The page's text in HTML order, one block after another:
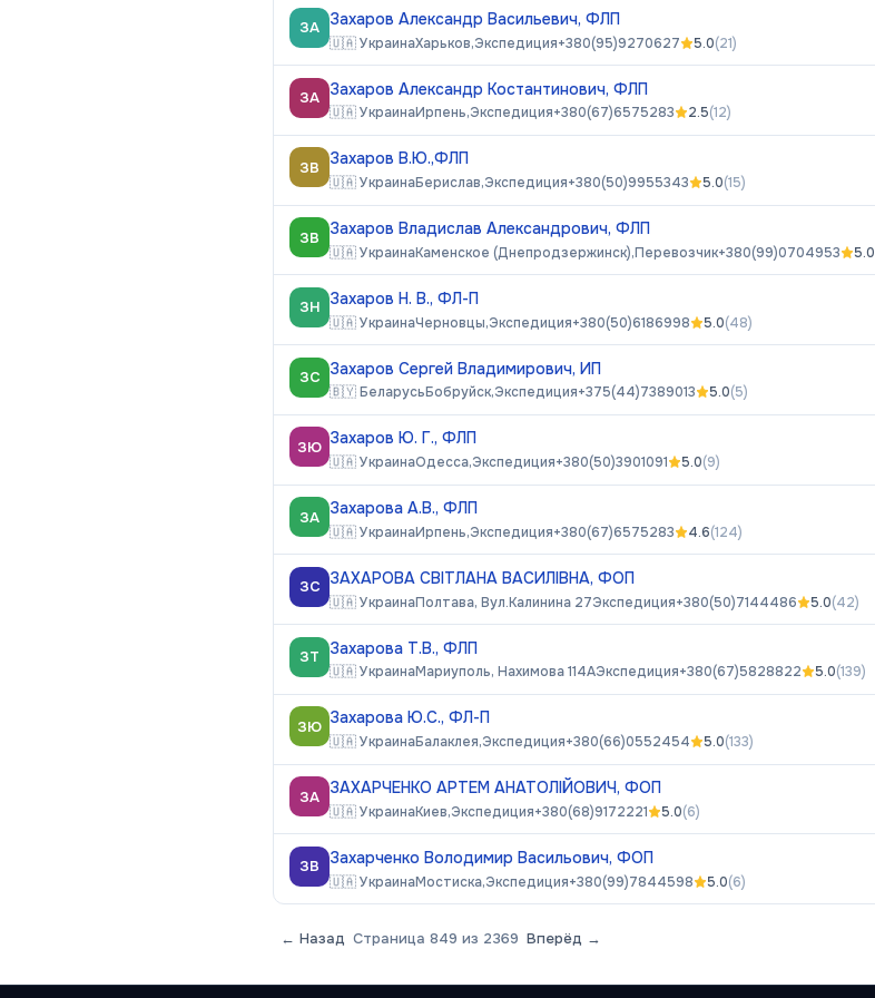
ЗА Захаров Александр Васильевич, ФЛП
🇺🇦УкраинаХарьков,Экспедиция+380(95)9270627 5.0(21)
ЗА Захаров Александр Костантинович, ФЛП
🇺🇦УкраинаИрпень,Экспедиция+380(67)6575283 2.5(12)
ЗВ Захаров В.Ю.,ФЛП
🇺🇦УкраинаБерислав,Экспедиция+380(50)9955343 5.0(15)
ЗВ Захаров Владислав Александрович, ФЛП
🇺🇦УкраинаКаменское (Днепродзержинск),Перевозчик+380(99)0704953 5.0
ЗН Захаров Н. В., ФЛ-П
🇺🇦УкраинаЧерновцы,Экспедиция+380(50)6186998 5.0(48)
ЗС Захаров Сергей Владимирович, ИП
🇧🇾БеларусьБобруйск,Экспедиция+375(44)7389013 5.0(5)
ЗЮ Захаров Ю. Г., ФЛП
🇺🇦УкраинаОдесса,Экспедиция+380(50)3901091 5.0(9)
ЗА Захарова А.В., ФЛП
🇺🇦УкраинаИрпень,Экспедиция+380(67)6575283 4.6(124)
ЗС ЗАХАРОВА СВІТЛАНА ВАСИЛІВНА, ФОП
🇺🇦УкраинаПолтава, Вул.Калинина 27Экспедиция+380(50)7144486 5.0(42)
ЗТ Захарова Т.В., ФЛП
🇺🇦УкраинаМариуполь, Нахимова 114АЭкспедиция+380(67)5828822 5.0(139)
ЗЮ Захарова Ю.С., ФЛ-П
🇺🇦УкраинаБалаклея,Экспедиция+380(66)0552454 5.0(133)
ЗА ЗАХАРЧЕНКО АРТЕМ АНАТОЛІЙОВИЧ, ФОП
🇺🇦УкраинаКиев,Экспедиция+380(68)9172221 5.0(6)
ЗВ Захарченко Володимир Васильович, ФОП
🇺🇦УкраинаМостиска,Экспедиция+380(99)7844598 5.0(6)
← Назад Страница 849 из 2369 Вперёд →